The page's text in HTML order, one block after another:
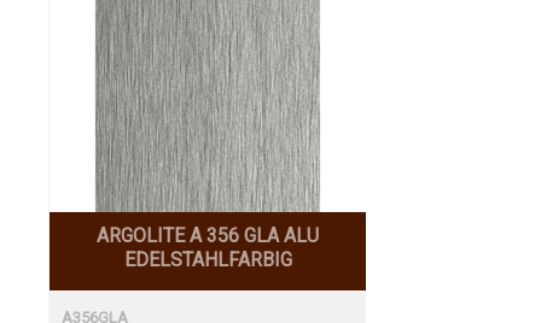
ARGOLITE A 356 GLA ALU
EDELSTAHLFARBIG
A356GLA